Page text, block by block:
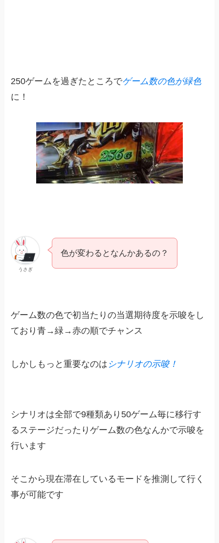
250ゲームを過ぎたところでゲーム数の色が緑色
に！
うさぎ
色が変わるとなんかあるの？
ゲーム数の色で初当たりの当選期待度を示唆をし
ており青→緑→赤の順でチャンス
しかしもっと重要なのは シナリオの示唆！
シナリオは全部で9種類あり50ゲーム毎に移行す
るステージだったりゲーム数の色なんかで示唆を
行います
そこから現在滞在しているモードを推測して行く
事が可能です